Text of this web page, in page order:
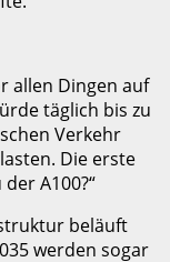
allen Dingen auf
täglich bis zu
Verkehr
Die erste
A100?“
beläuft
werden sogar